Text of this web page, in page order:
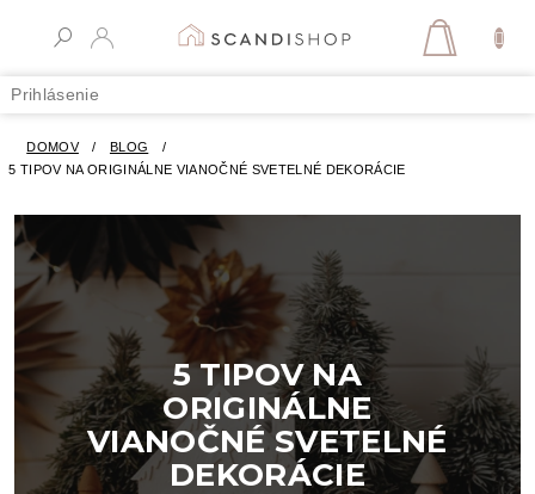
Prihlásenie
DOMOV / BLOG
/
5 TIPOV NA ORIGINÁLNE VIANOČNÉ SVETELNÉ DEKORÁCIE
5 TIPOV NA
ORIGINÁLNE
VIANOČNÉ SVETELNÉ
DEKORÁCIE